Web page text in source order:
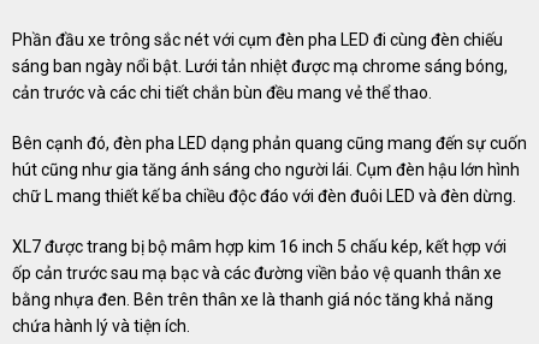
Phần đầu xe trông sắc nét với cụm đèn pha LED đi cùng đèn chiếu
sáng ban ngày nổi bật. Lưới tản nhiệt được mạ chrome sáng bóng,
cản trước và các chi tiết chắn bùn đều mang vẻ thể thao.
Bên cạnh đó, đèn pha LED dạng phản quang cũng mang đến sự cuốn
hút cũng như gia tăng ánh sáng cho người lái. Cụm đèn hậu lớn hình
chữ L mang thiết kế ba chiều độc đáo với đèn đuôi LED và đèn dừng.
XL7 được trang bị bộ mâm hợp kim 16 inch 5 chấu kép, kết hợp với
ốp cản trước sau mạ bạc và các đường viền bảo vệ quanh thân xe
bằng nhựa đen. Bên trên thân xe là thanh giá nóc tăng khả năng
chứa hành lý và tiện ích.